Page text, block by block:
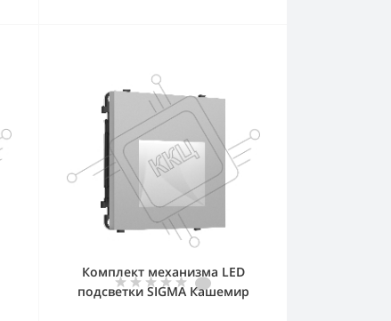
Комплект механизма LED
подсветки SIGMA Кашемир